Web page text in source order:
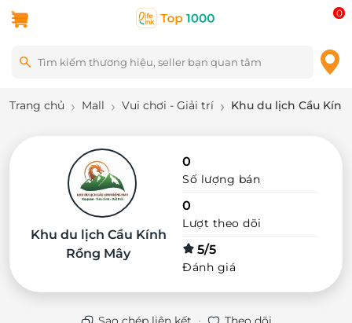
0
Trang chủ Mall Vui chơi - Giải trí Khu du lịch Cầu
Khu du lịch Cầu Kính
Rồng Mây
0
Số lượng bán
0
Lượt theo dõi
5/5
Đánh giá